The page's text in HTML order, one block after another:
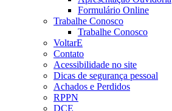
Formulário Online
Trabalhe Conosco
Trabalhe Conosco
VoltarE
Contato
Acessibilidade no site
Dicas de segurança pessoal
Achados e Perdidos
RPPN
DCE